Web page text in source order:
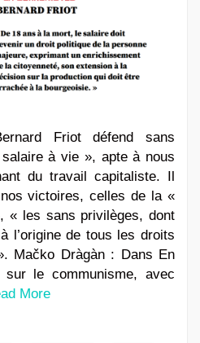
Friot défend sans
à vie », apte à nous
du travail capitaliste. Il
victoires, celles de la «
« les sans privilèges, dont
l’origine de tous les droits
Mačko Dràgàn : Dans En
sur le communisme, avec
More